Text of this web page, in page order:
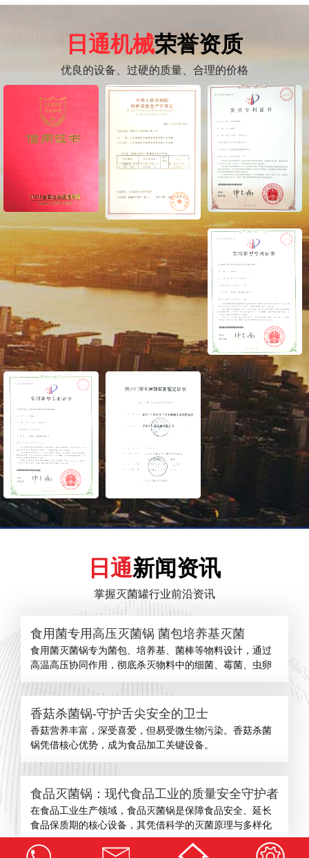
日通机械荣誉资质
优良的设备、过硬的质量、合理的价格
日通新闻资讯
掌握灭菌罐行业前沿资讯
食用菌专用高压灭菌锅 菌包培养基灭菌
食用菌灭菌锅专为菌包、培养基、菌棒等物料设计，通过
高温高压协同作用，彻底杀灭物料中的细菌、霉菌、虫卵
香菇杀菌锅-守护舌尖安全的卫士
​香菇营养丰富，深受喜爱，但易受微生物污染。香菇杀菌
锅凭借核心优势，成为食品加工关键设备。
食品灭菌锅：现代食品工业的质量安全守护者
在食品工业生产领域，食品灭菌锅是保障食品安全、延长
食品保质期的核心设备，其凭借科学的灭菌原理与多样化